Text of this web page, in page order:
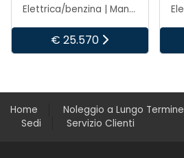
Elettrica/benzina | Manuale
€ 25.570
Home Noleggio a Lungo Termine
Sedi
Servizio Clienti